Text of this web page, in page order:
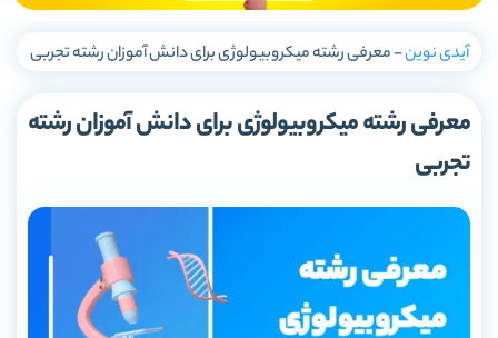
آیدی نوین-معرفی رشته میکروبیولوژی برای دانش آموزان رشته تجربی
معرفی رشته میکروبیولوژی برای دانش آموزان رشته
تجربی